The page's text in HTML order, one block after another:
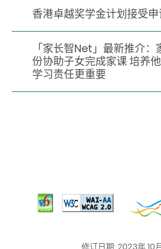
香港卓越奖学金计划接受
「家长智Net」最新推介：
份协助子女完成家课 培养
学习责任更重要